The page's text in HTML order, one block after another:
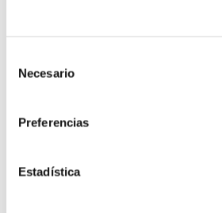
Necesario
Preferencias
Estadística
sostenible de los residuos y la mejora
productivos para reducir el consumo